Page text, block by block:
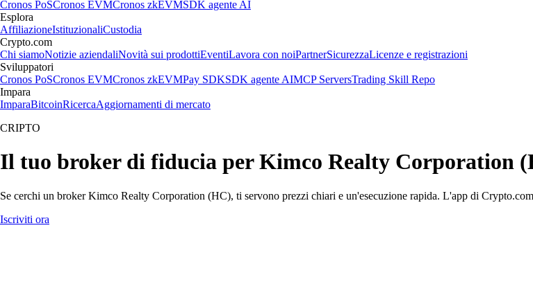
Cronos PoSCronos EVMCronos zkEVMSDK agente AI
Esplora
AffiliazioneIstituzionaliCustodia
Crypto.com
Chi siamoNotizie aziendaliNovità sui prodottiEventiLavora con noiPartnerSicurezzaLicenze e registrazioni
Sviluppatori
Cronos PoSCronos EVMCronos zkEVMPay SDKSDK agente AIMCP ServersTrading Skill Repo
Impara
ImparaBitcoinRicercaAggiornamenti di mercato
CRIPTO
Il tuo broker di fiducia per Kimco Realty Corporation
Se cerchi un broker Kimco Realty Corporation (HC), ti servono prezzi chiari e un'esecuzione rapida. L'app di
Iscriviti ora